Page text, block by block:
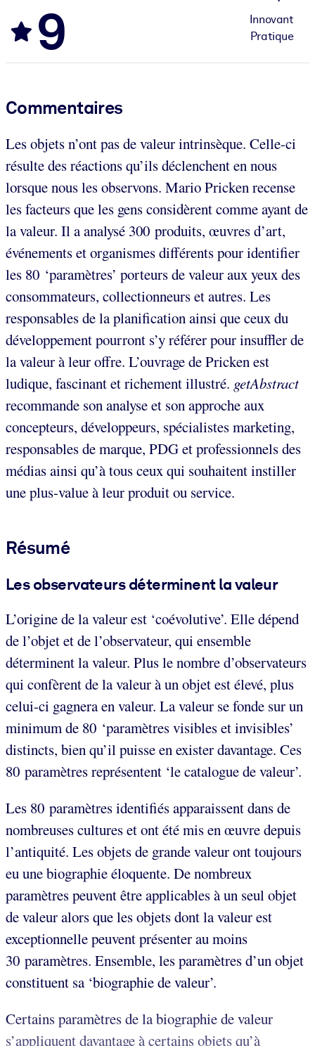
9
Innovant
Pratique
Commentaires
Les objets n’ont pas de valeur intrinsèque. Celle-ci
résulte des réactions qu’ils déclenchent en nous
lorsque nous les observons. Mario Pricken recense
les facteurs que les gens considèrent comme ayant de
la valeur. Il a analysé 300 produits, œuvres d’art,
événements et organismes différents pour identifier
les 80 ‘paramètres’ porteurs de valeur aux yeux des
consommateurs, collectionneurs et autres. Les
responsables de la planification ainsi que ceux du
développement pourront s’y référer pour insuffler de
la valeur à leur offre. L’ouvrage de Pricken est
ludique, fascinant et richement illustré. getAbstract
recommande son analyse et son approche aux
concepteurs, développeurs, spécialistes marketing,
responsables de marque, PDG et professionnels des
médias ainsi qu’à tous ceux qui souhaitent instiller
une plus-value à leur produit ou service.
Résumé
Les observateurs déterminent la valeur
L’origine de la valeur est ‘coévolutive’. Elle dépend
de l’objet et de l’observateur, qui ensemble
déterminent la valeur. Plus le nombre d’observateurs
qui confèrent de la valeur à un objet est élevé, plus
celui-ci gagnera en valeur. La valeur se fonde sur un
minimum de 80 ‘paramètres visibles et invisibles’
distincts, bien qu’il puisse en exister davantage. Ces
80 paramètres représentent ‘le catalogue de valeur’.
Les 80 paramètres identifiés apparaissent dans de
nombreuses cultures et ont été mis en œuvre depuis
l’antiquité. Les objets de grande valeur ont toujours
eu une biographie éloquente. De nombreux
paramètres peuvent être applicables à un seul objet
de valeur alors que les objets dont la valeur est
exceptionnelle peuvent présenter au moins
30 paramètres. Ensemble, les paramètres d’un objet
constituent sa ‘biographie de valeur’.
Certains paramètres de la biographie de valeur
s’appliquent davantage à certains objets qu’à